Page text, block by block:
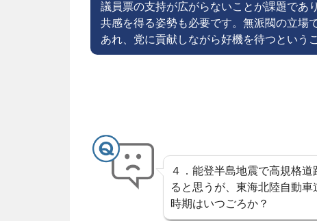
議員票の支持が広がらないことが課題であ
共感を得る姿勢も必要です。無派閥の立場
あれ、党に貢献しながら好機を待つという
４．能登半島地震で高規格
ると思うが、東海北陸自動
時期はいつごろか？